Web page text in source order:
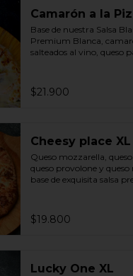
Camarón a la
Base de nuestra Salsa
Premium Blanca,
salteados al vino, queso
$21.900
Cheesy place XL
Queso mozzarella,
queso provolone y
base de exquisita salsa
$19.800
Lucky One XL